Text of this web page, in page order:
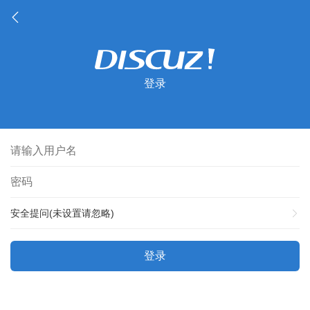
登录
安全提问(未设置请忽略)
登录